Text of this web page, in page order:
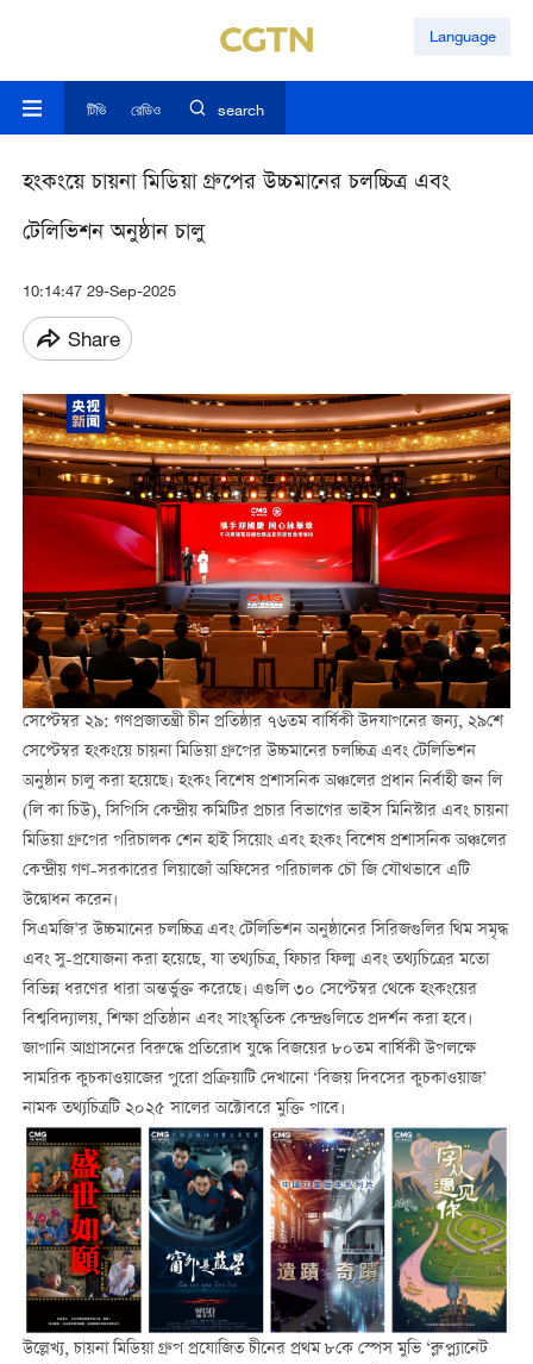
Language
টিভি রেডিও search
হংকংয়ে চায়না মিডিয়া গ্রুপের উচ্চমানের চলচ্চিত্র এবং
টেলিভিশন অনুষ্ঠান চালু
10:14:47 29-Sep-2025
Share
সেপ্টেম্বর ২৯: গণপ্রজাতন্ত্রী চীন প্রতিষ্ঠার ৭৬তম বার্ষিকী উদযাপনের জন্য, ২৯শে
সেপ্টেম্বর হংকংয়ে চায়না মিডিয়া গ্রুপের উচ্চমানের চলচ্চিত্র এবং টেলিভিশন
অনুষ্ঠান চালু করা হয়েছে। হংকং বিশেষ প্রশাসনিক অঞ্চলের প্রধান নির্বাহী জন লি
(লি কা চিউ), সিপিসি কেন্দ্রীয় কমিটির প্রচার বিভাগের ভাইস মিনিস্টার এবং চায়না
মিডিয়া গ্রুপের পরিচালক শেন হাই সিয়োং এবং হংকং বিশেষ প্রশাসনিক অঞ্চলের
কেন্দ্রীয় গণ-সরকারের লিয়াজোঁ অফিসের পরিচালক চৌ জি যৌথভাবে এটি
উদ্বোধন করেন।
সিএমজি’র উচ্চমানের চলচ্চিত্র এবং টেলিভিশন অনুষ্ঠানের সিরিজগুলির থিম সমৃদ্ধ
এবং সু-প্রযোজনা করা হয়েছে, যা তথ্যচিত্র, ফিচার ফিল্ম এবং তথ্যচিত্রের মতো
বিভিন্ন ধরণের ধারা অন্তর্ভুক্ত করেছে। এগুলি ৩০ সেপ্টেম্বর থেকে হংকংয়ের
বিশ্ববিদ্যালয়, শিক্ষা প্রতিষ্ঠান এবং সাংস্কৃতিক কেন্দ্রগুলিতে প্রদর্শন করা হবে।
জাপানি আগ্রাসনের বিরুদ্ধে প্রতিরোধ যুদ্ধে বিজয়ের ৮০তম বার্ষিকী উপলক্ষে
সামরিক কুচকাওয়াজের পুরো প্রক্রিয়াটি দেখানো ‘বিজয় দিবসের কুচকাওয়াজ’
নামক তথ্যচিত্রটি ২০২৫ সালের অক্টোবরে মুক্তি পাবে।
উল্লেখ্য, চায়না মিডিয়া গ্রুপ প্রযোজিত চীনের প্রথম ৮কে স্পেস মুভি ‘ব্লু প্ল্যানেট